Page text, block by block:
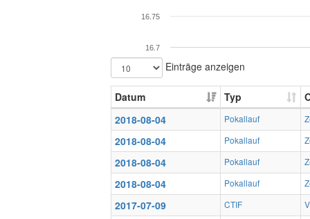
16.7
16.75
Einträge anzeigen
Datum Typ
2018-08-04
Pokallauf
2018-08-04 Pokallauf
2018-08-04 Pokallauf
2018-08-04 Pokallauf
2017-07-09 CTIF